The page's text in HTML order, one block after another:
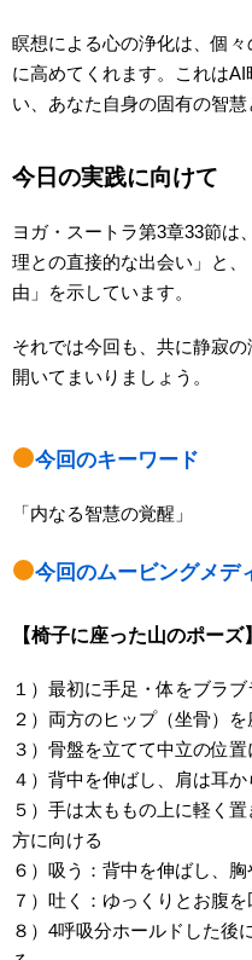
瞑想による心の浄化は、個
に高めてくれます。これは
い、あなた自身の固有の智慧
今日の実践に向けて
ヨガ・スートラ第3章33節は
理との直接的な出会い」と
由」を示しています。
それでは今回も、共に静寂
開いてまいりましょう。
今回のキーワード
「内なる智慧の覚醒」
今回のムービングメデ
【椅子に座った山のポーズ】
１）最初に手足・体をブラ
２）両方のヒップ（坐骨）
３）骨盤を立てて中立の位
４）背中を伸ばし、肩は耳か
５）手は太ももの上に軽く
方に向ける
６）吸う：背中を伸ばし、
７）吐く：ゆっくりとお腹を
８）4呼吸分ホールドした後